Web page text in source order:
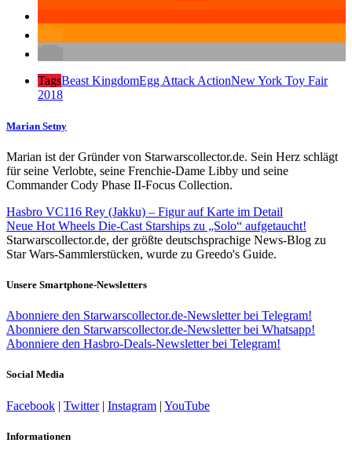
TagsBeast KingdomEgg Attack ActionNew York Toy Fair
2018
Marian Setny
Marian ist der Gründer von Starwarscollector.de. Sein Herz schlägt
für seine Verlobte, seine Frenchie-Dame Libby und seine
Commander Cody Phase II-Focus Collection.
Hasbro VC116 Rey (Jakku) – Figur auf Karte im Detail
Neue Hot Wheels Die-Cast Starships zu „Solo“ aufgetaucht!
Starwarscollector.de, der größte deutschsprachige News-Blog zu
Star Wars-Sammlerstücken, wurde zu Greedo's Guide.
Unsere Smartphone-Newsletters
Abonniere den Starwarscollector.de-Newsletter bei Telegram!
Abonniere den Starwarscollector.de-Newsletter bei Whatsapp!
Abonniere den Hasbro-Deals-Newsletter bei Telegram!
Social Media
Facebook | Twitter| Instagram | YouTube
Informationen